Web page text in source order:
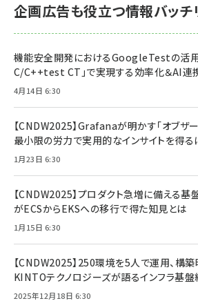
企画広告も役立つ情報バッチ
機能安全開発におけるGoogleTestの活
C/C++test CT」で実現する効率化＆AI連
4月14日 6:30
【CNDW2025】Grafanaが明かす「オブザ
最小限の労力で実用的なインサイトを得る
1月23日 6:30
【CNDW2025】プロダクト急増に備える基
がECSからEKSへの移行で得た知見とは
1月15日 6:30
【CNDW2025】250環境を5人で運用、構
KINTOテクノロジーズが語るインフラ基
2025年12月18日 6:30